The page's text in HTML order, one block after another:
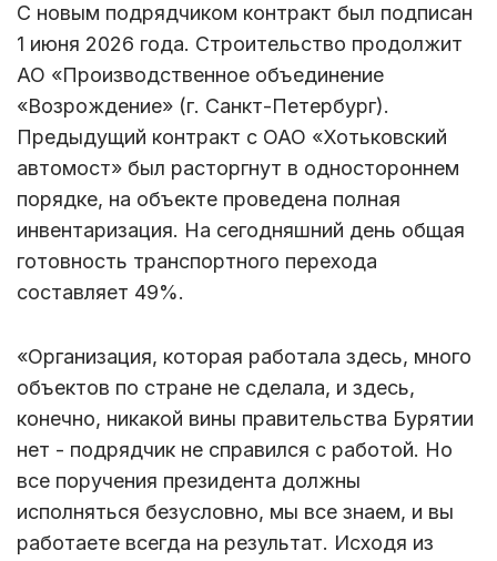
С новым подрядчиком контракт был подписан
1 июня 2026 года. Строительство продолжит
АО «Производственное объединение
«Возрождение» (г. Санкт-Петербург).
Предыдущий контракт с ОАО «Хотьковский
автомост» был расторгнут в одностороннем
порядке, на объекте проведена полная
инвентаризация. На сегодняшний день общая
готовность транспортного перехода
составляет 49%.
«Организация, которая работала здесь, много
объектов по стране не сделала, и здесь,
конечно, никакой вины правительства Бурятии
нет - подрядчик не справился с работой. Но
все поручения президента должны
исполняться безусловно, мы все знаем, и вы
работаете всегда на результат. Исходя из